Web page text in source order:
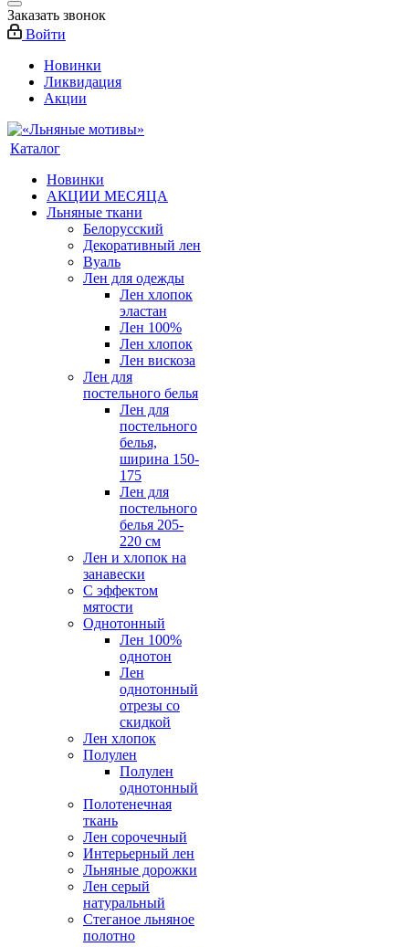
Заказать звонок
Войти
Новинки
Ликвидация
Акции
Каталог
Новинки
АКЦИИ МЕСЯЦА
Льняные ткани
Белорусский
Декоративный лен
Вуаль
Лен для одежды
Лен хлопок
эластан
Лен 100%
Лен хлопок
Лен вискоза
Лен для
постельного белья
Лен для
постельного
белья,
ширина 150-
175
Лен для
постельного
белья 205-
220 см
Лен и хлопок на
занавески
С эффектом
мятости
Однотонный
Лен 100%
однотон
Лен
однотонный
отрезы со
скидкой
Лен хлопок
Полулен
Полулен
однотонный
Полотенечная
ткань
Лен сорочечный
Интерьерный лен
Льняные дорожки
Лен серый
натуральный
Стеганое льняное
полотно